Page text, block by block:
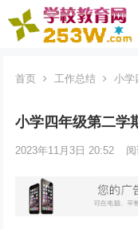
首页 工作总结 小学
小学四年级第二学
2023年11月3日 20:52